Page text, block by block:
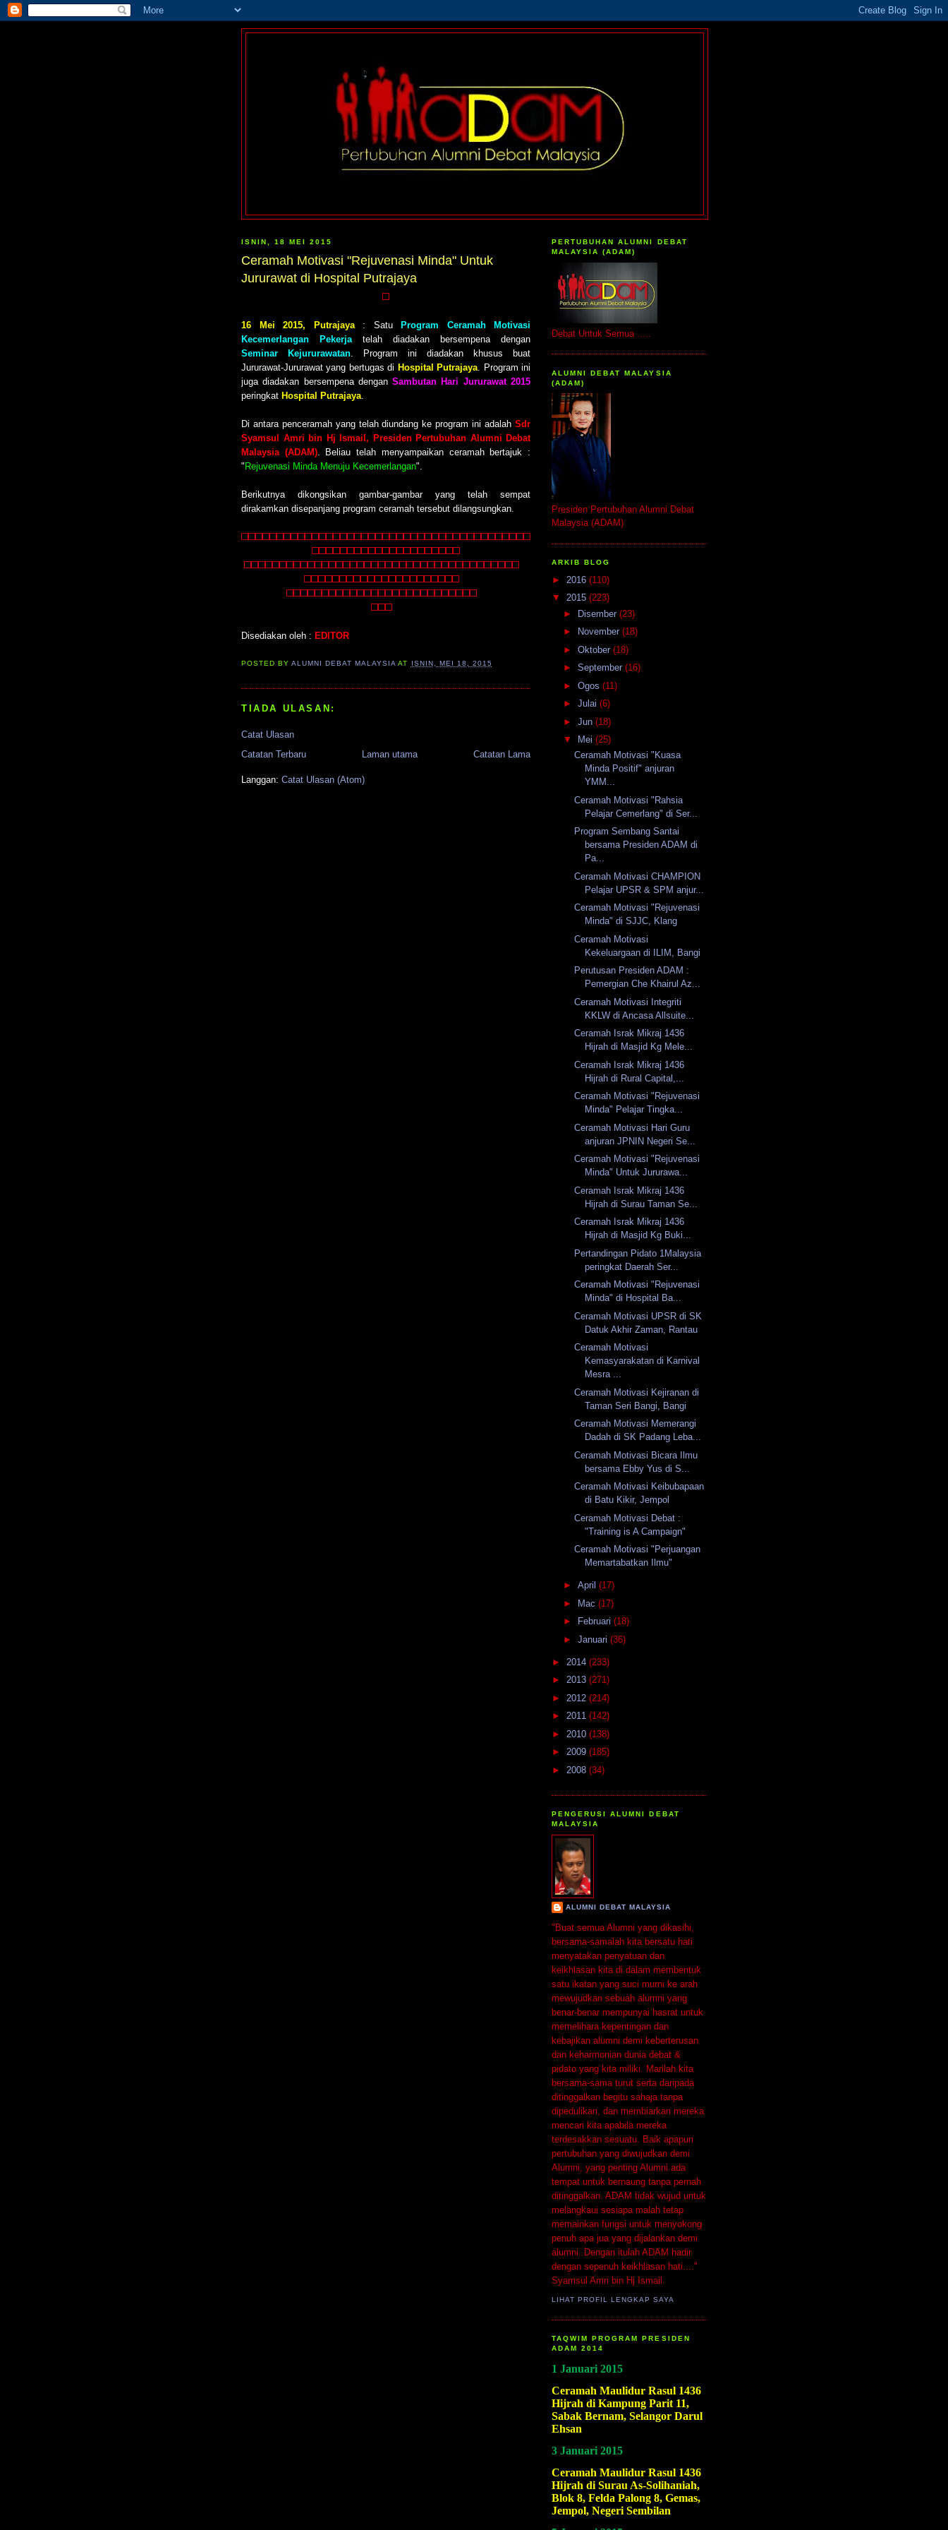
ISNIN, 18 MEI 2015
Ceramah Motivasi "Rejuvenasi Minda" Untuk
Jururawat di Hospital Putrajaya
16 Mei 2015, Putrajaya: Satu Program Ceramah Motivasi
Kecemerlangan Pekerja telah diadakan bersempena dengan
Seminar Kejururawatan . Program ini diadakan khusus buat
Jururawat-Jururawat yang bertugas di Hospital Putrajaya . Program ini
juga diadakan bersempena denganSambutan Hari Jururawat 2015
peringkat Hospital Putrajaya
Di antara penceramah yang telah diundang ke program ini adalah Sdr
Syamsul Amri bin Hj Ismail, Presiden Pertubuhan Alumni Debat
Malaysia (ADAM). Beliau telah menyampaikan ceramah bertajuk :
"Rejuvenasi Minda Menuju Kecemerlangan".
Berikutnya dikongsikan gambar-gambar yang telah sempat
dirakamkan disepanjang program ceramah tersebut dilangsungkan.
Disediakan oleh : EDITOR
POSTED BYALUMNI DEBAT MALAYSIA AT ISNIN, MEI 18, 2015
TIADA ULASAN:
Catat Ulasan
Catatan Terbaru
Catatan Lama
Laman utama
Langgan: Catat Ulasan (Atom)
PERTUBUHAN ALUMNI DEBAT
MALAYSIA (ADAM)
Debat Untuk Semua .....
ALUMNI DEBAT MALAYSIA
(ADAM)
Presiden Pertubuhan Alumni Debat
Malaysia (ADAM)
ARKIB BLOG
► 2016 (110)
▼ 2015 (223)
► Disember (23)
►
November (18)
► Oktober (18)
► September (16)
► Ogos (11)
► Julai (6)
► Jun (18)
▼
Mei (25)
Ceramah Motivasi "Kuasa
Minda Positif" anjuran
YMM...
Ceramah Motivasi "Rahsia
Pelajar Cemerlang" di Ser...
Program Sembang Santai
bersama Presiden ADAM di
Pa...
Ceramah Motivasi CHAMPION
Pelajar UPSR & SPM anjur...
Ceramah Motivasi "Rejuvenasi
Minda" di SJJC, Klang
Ceramah Motivasi
Kekeluargaan di ILIM, Bangi
Perutusan Presiden ADAM :
Pemergian Che Khairul Az...
Ceramah Motivasi Integriti
KKLW di Ancasa Allsuite...
Ceramah Israk Mikraj 1436
Hijrah di Masjid Kg Mele...
Ceramah Israk Mikraj 1436
Hijrah di Rural Capital,...
Ceramah Motivasi "Rejuvenasi
Minda" Pelajar Tingka...
Ceramah Motivasi Hari Guru
anjuran JPNIN Negeri Se...
Ceramah Motivasi "Rejuvenasi
Minda" Untuk Jururawa...
Ceramah Israk Mikraj 1436
Hijrah di Surau Taman Se...
Ceramah Israk Mikraj 1436
Hijrah di Masjid Kg Buki...
Pertandingan Pidato 1Malaysia
peringkat Daerah Ser...
Ceramah Motivasi "Rejuvenasi
Minda" di Hospital Ba...
Ceramah Motivasi UPSR di SK
Datuk Akhir Zaman, Rantau
Ceramah Motivasi
Kemasyarakatan di Karnival
Mesra ...
Ceramah Motivasi Kejiranan di
Taman Seri Bangi, Bangi
Ceramah Motivasi Memerangi
Dadah di SK Padang Leba...
Ceramah Motivasi Bicara Ilmu
bersama Ebby Yus di S...
Ceramah Motivasi Keibubapaan
di Batu Kikir, Jempol
Ceramah Motivasi Debat :
"Training is A Campaign"
Ceramah Motivasi "Perjuangan
Memartabatkan Ilmu"
► April (17)
►
Mac (17)
►
Februari (18)
► Januari (36)
► 2014 (233)
► 2013 (271)
► 2012 (214)
► 2011 (142)
► 2010 (138)
► 2009 (185)
► 2008 (34)
PENGERUSI ALUMNI DEBAT
MALAYSIA
ALUMNI DEBAT MALAYSIA
"Buat semua Alumni yang dikasihi,
bersama-samalah kita bersatu hati
menyatakan penyatuan dan
keikhlasan kita di dalam membentuk
satu ikatan yang suci murni ke arah
mewujudkan sebuah alumni yang
benar-benar mempunyai hasrat untuk
memelihara kepentingan dan
kebajikan alumni demi keberterusan
dan keharmonian dunia debat &
pidato yang kita miliki. Marilah kita
bersama-sama turut serta daripada
ditinggalkan begitu sahaja tanpa
dipedulikan, dan membiarkan mereka
mencari kita apabila mereka
terdesakkan sesuatu. Baik apapun
pertubuhan yang diwujudkan demi
Alumni, yang penting Alumni ada
tempat untuk bernaung tanpa pernah
ditinggalkan. ADAM tidak wujud untuk
melangkaui sesiapa malah tetap
memainkan fungsi untuk menyokong
penuh apa jua yang dijalankan demi
alumni. Dengan itulah ADAM hadir
dengan sepenuh keikhlasan hati...."
Syamsul Amri bin Hj Ismail
LIHAT PROFIL LENGKAP SAYA
TAQWIM PROGRAM PRESIDEN
ADAM 2014
1 Januari 2015
Ceramah Maulidur Rasul 1436
Hijrah di Kampung Parit 11,
Sabak Bernam, Selangor Darul
Ehsan
3 Januari 2015
Ceramah Maulidur Rasul 1436
Hijrah di Surau As-Solihaniah,
Blok 8, Felda Palong 8, Gemas,
Jempol, Negeri Sembilan